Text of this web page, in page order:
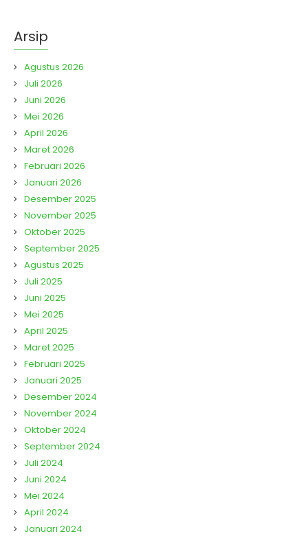
Arsip
Agustus 2026
Juli 2026
Juni 2026
Mei 2026
April 2026
Maret 2026
Februari 2026
Januari 2026
Desember 2025
November 2025
Oktober 2025
September 2025
Agustus 2025
Juli 2025
Juni 2025
Mei 2025
April 2025
Maret 2025
Februari 2025
Januari 2025
Desember 2024
November 2024
Oktober 2024
September 2024
Juli 2024
Juni 2024
Mei 2024
April 2024
Januari 2024